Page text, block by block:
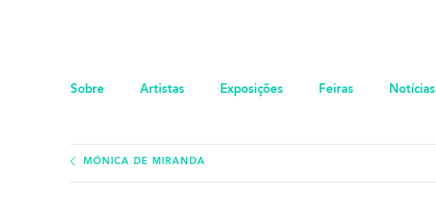
Sobre Artistas Exposições Feiras Notícias
MÓNICA DE MIRANDA